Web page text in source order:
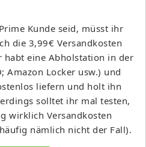
Kunde seid, müsst ihr
die 3,99€ Versandkosten
habt eine Abholstation in der
Amazon Locker usw.) und
liefern und holt ihn
solltet ihr mal testen,
wirklich Versandkosten
nämlich nicht der Fall).